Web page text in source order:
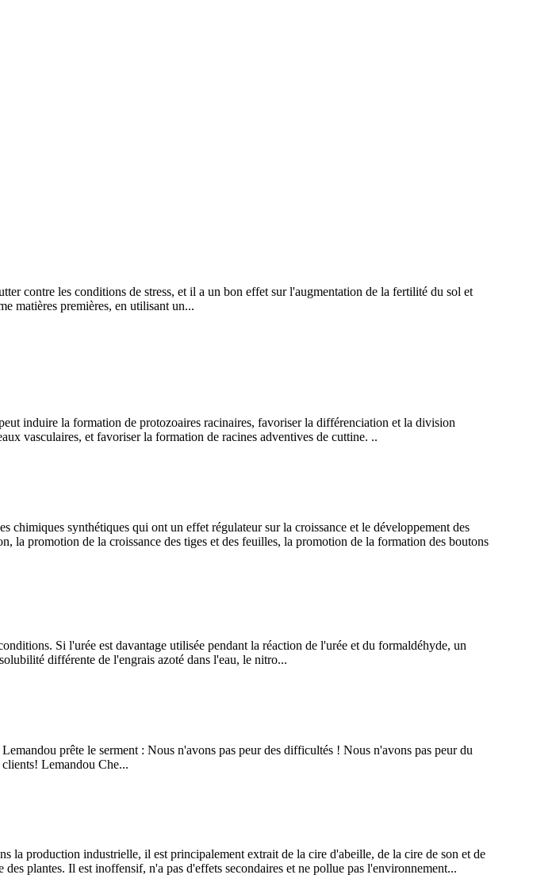
contre les conditions de stress, et il a un bon effet sur l'augmentation de la fertilité du sol et
matières premières, en utilisant un...
induire la formation de protozoaires racinaires, favoriser la différenciation et la division
vasculaires, et favoriser la formation de racines adventives de cuttine. ..
chimiques synthétiques qui ont un effet régulateur sur la croissance et le développement des
la promotion de la croissance des tiges et des feuilles, la promotion de la formation des boutons
Si l'urée est davantage utilisée pendant la réaction de l'urée et du formaldéhyde, un
différente de l'engrais azoté dans l'eau, le nitro...
prête le serment : Nous n'avons pas peur des difficultés ! Nous n'avons pas peur du
Lemandou Che...
la production industrielle, il est principalement extrait de la cire d'abeille, de la cire de son et de
plantes. Il est inoffensif, n'a pas d'effets secondaires et ne pollue pas l'environnement...